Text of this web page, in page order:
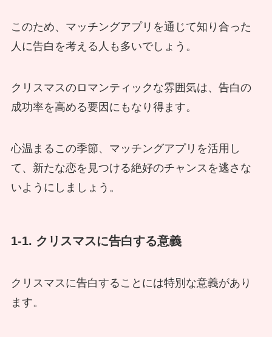
このため、マッチングアプリを通じて知り合った
人に告白を考える人も多いでしょう。
クリスマスのロマンティックな雰囲気は、告白の
成功率を高める要因にもなり得ます。
心温まるこの季節、マッチングアプリを活用し
て、新たな恋を見つける絶好のチャンスを逃さな
いようにしましょう。
1-1. クリスマスに告白する意義
クリスマスに告白することには特別な意義があり
ます。